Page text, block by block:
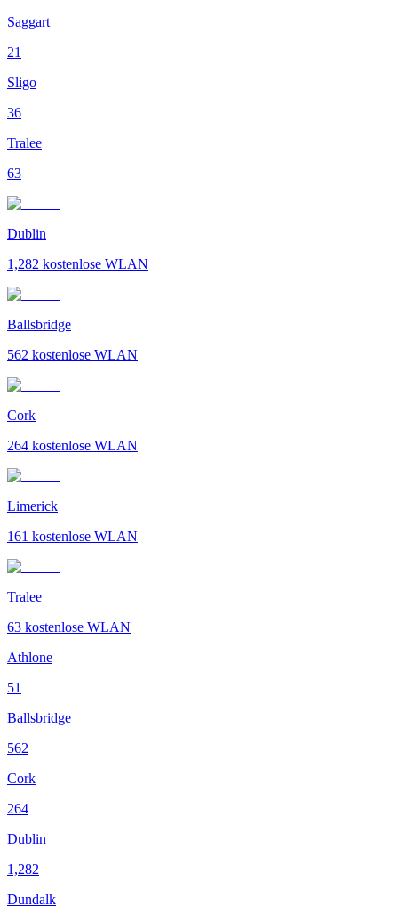
Saggart
21
Sligo
36
Tralee
63
Dublin
1,282 kostenlose WLAN
Ballsbridge
562 kostenlose WLAN
Cork
264 kostenlose WLAN
Limerick
161 kostenlose WLAN
Tralee
63 kostenlose WLAN
Athlone
51
Ballsbridge
562
Cork
264
Dublin
1,282
Dundalk